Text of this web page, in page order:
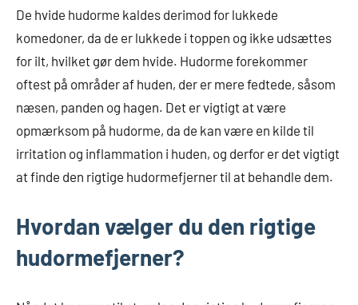
De hvide hudorme kaldes derimod for lukkede
komedoner, da de er lukkede i toppen og ikke udsættes
for ilt, hvilket gør dem hvide. Hudorme forekommer
oftest på områder af huden, der er mere fedtede, såsom
næsen, panden og hagen. Det er vigtigt at være
opmærksom på hudorme, da de kan være en kilde til
irritation og inflammation i huden, og derfor er det vigtigt
at finde den rigtige hudormefjerner til at behandle dem.
Hvordan vælger du den rigtige
hudormefjerner?